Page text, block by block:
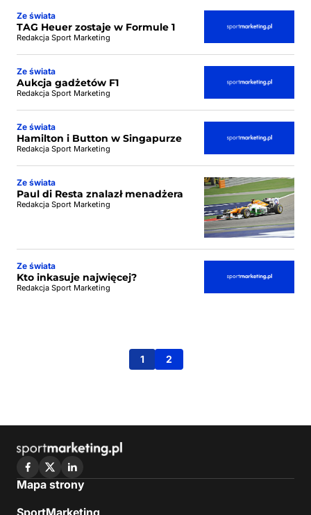
Ze świata
TAG Heuer zostaje w Formule 1
Redakcja Sport Marketing
Ze świata
Aukcja gadżetów F1
Redakcja Sport Marketing
Ze świata
Hamilton i Button w Singapurze
Redakcja Sport Marketing
Ze świata
Paul di Resta znalazł menadżera
Redakcja Sport Marketing
Ze świata
Kto inkasuje najwięcej?
Redakcja Sport Marketing
1 2
Mapa strony